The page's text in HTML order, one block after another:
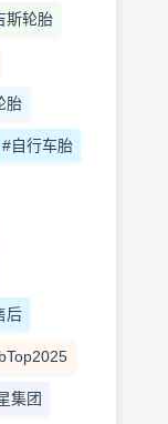
斯轮胎
胎
#自行车胎
后
集团